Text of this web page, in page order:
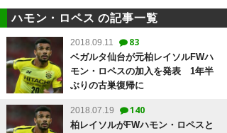
ハモン・ロペス の記事一覧
2018.09.11 83
ベガルタ仙台が元柏レイソルFWハ
モン・ロペスの加入を発表 1年半
ぶりの古巣復帰に
2018.07.19 140
柏レイソルがFWハモン・ロペスと